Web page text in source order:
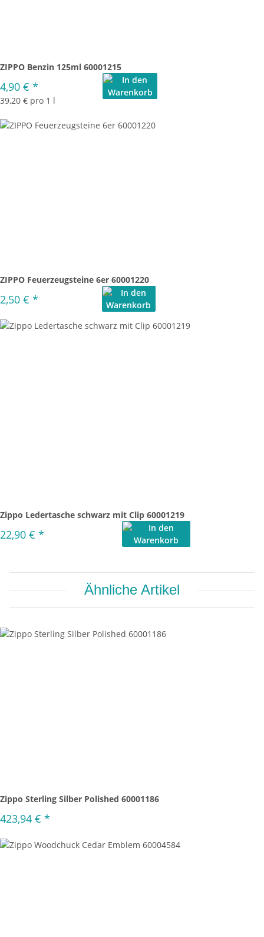
ZIPPO Benzin 125ml 60001215
4,90 € *
39,20 € pro 1 l
ZIPPO Feuerzeugsteine 6er 60001220
2,50 € *
Zippo Ledertasche schwarz mit Clip 60001219
22,90 € *
Ähnliche Artikel
Zippo Sterling Silber Polished 60001186
423,94 € *